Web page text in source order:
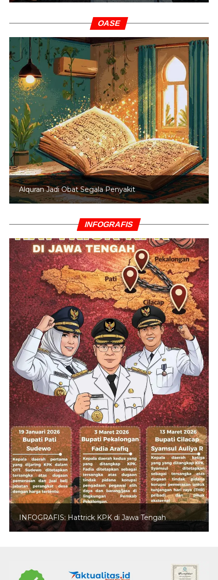
OASE
Alquran Jadi Obat Segala Penyakit
INFOGRAFIS
INFOGRAFIS: Hattrick KPK di Jawa Tengah